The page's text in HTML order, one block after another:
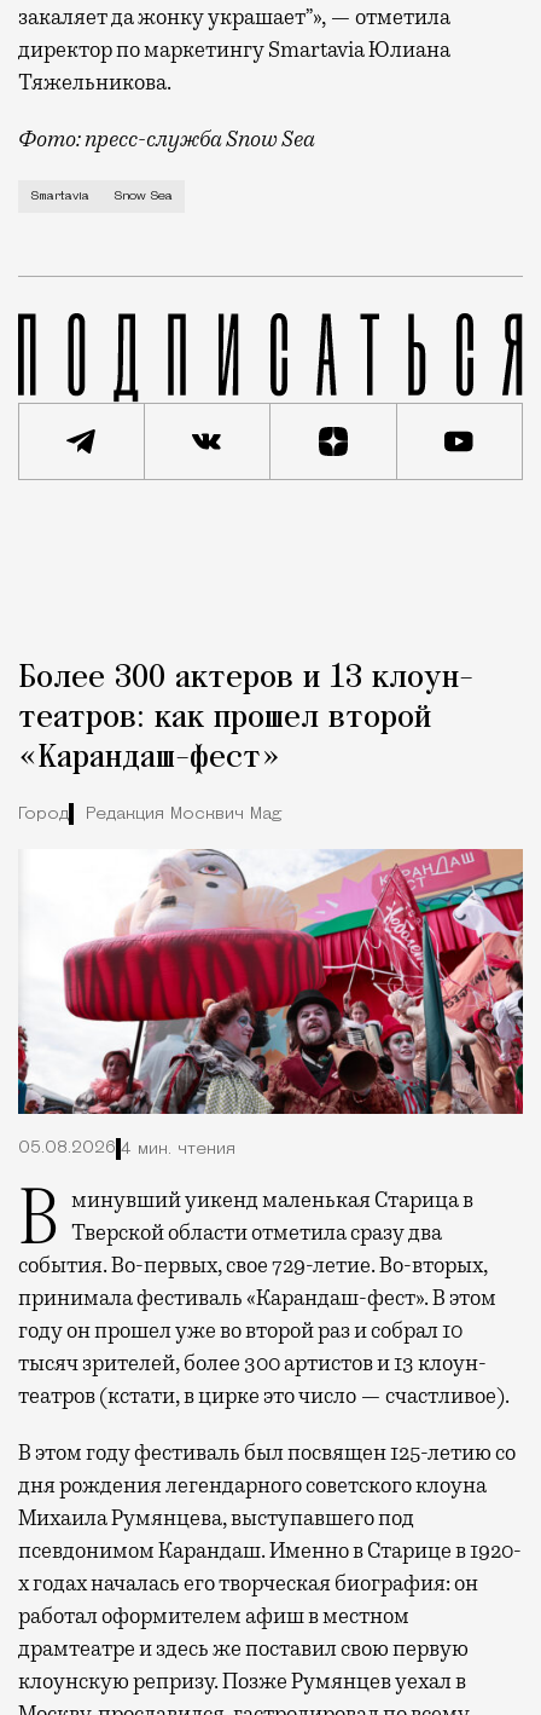
закаляет да жонку украшает”», — отметила
директор по маркетингу Smartavia Юлиана
Тяжельникова.
Фото: пресс-служба Snow Sea
В России прошел первый спа-рейс: перелет по
Smartavia Snow Sea
Более 300 актеров и 13 клоун-
театров: как прошел второй
«Карандаш-фест»
Город Редакция Москвич Mag
05.08.2026 4 мин. чтения
В минувший уикенд маленькая Старица в Тверской области отметила сразу два
события. Во-первых, свое 729-летие. Во-вторых,
принимала фестиваль «Карандаш-фест». В этом
году он прошел уже во второй раз и собрал 10
тысяч зрителей, более 300 артистов и 13 клоун-
театров (кстати, в цирке это число — счастливое).
В этом году фестиваль был посвящен 125-летию со
дня рождения легендарного советского клоуна
Михаила Румянцева, выступавшего под
псевдонимом Карандаш. Именно в Старице в 1920-
х годах началась его творческая биография: он
работал оформителем афиш в местном
драмтеатре и здесь же поставил свою первую
клоунскую репризу. Позже Румянцев уехал в